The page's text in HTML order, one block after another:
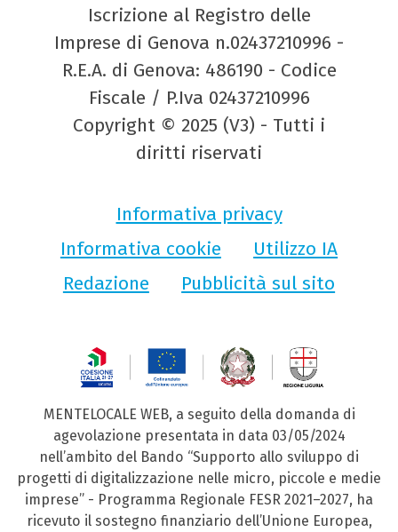
Iscrizione al Registro delle
Imprese di Genova n.02437210996 -
R.E.A. di Genova: 486190 - Codice
Fiscale / P.Iva 02437210996
Copyright © 2025 (V3) - Tutti i
diritti riservati
Informativa privacy
Informativa cookie
Utilizzo IA
Redazione
Pubblicità sul sito
MENTELOCALE WEB, a seguito della domanda di
agevolazione presentata in data 03/05/2024
nell’ambito del Bando “Supporto allo sviluppo di
progetti di digitalizzazione nelle micro, piccole e medie
imprese” - Programma Regionale FESR 2021–2027, ha
ricevuto il sostegno finanziario dell’Unione Europea,